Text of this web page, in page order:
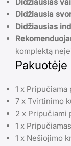
Didžiausia
Didžiausias
komplektą
Pakuotėje
1 x Pripučiama
7 x Tvirtinimo
2 x Pripučiami
1 x
1 x Nešiojimo